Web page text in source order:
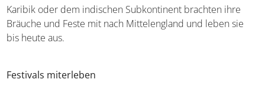
Menschen aus Irland, der Karibik oder dem indischen
Subkontinent brachten ihre Bräuche und Feste mit nach
Mittelengland und leben sie bis heute aus.
Festivals miterleben